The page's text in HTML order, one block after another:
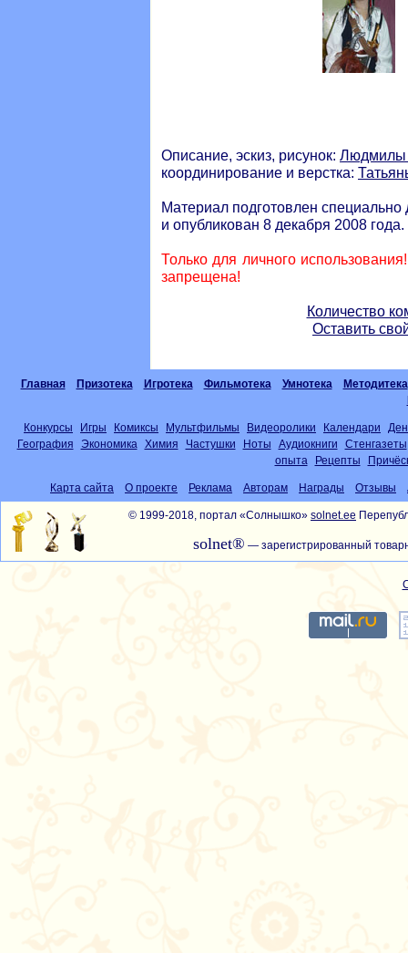
Описание, эскиз, рисунок: Людмилы
координирование и верстка:
Материал подготовлен специально
и опубликован 8 декабря 2008 года.
Только для личного
запрещена!
Количество
Оставить
Главная Призотека Игротека Фильмотека Умнотека
Методитека
Конкурсы Игры Комиксы Мультфильмы Видеоролики Календари
География
Экономика Химия Частушки Ноты Аудиокниги
Стенгазеты
опыта
Рецепты
Карта сайта О проекте Реклама Авторам Награды Отзывы
© 1999-2018, портал «Солнышко» solnet.ee
solnet® — зарегистрированный